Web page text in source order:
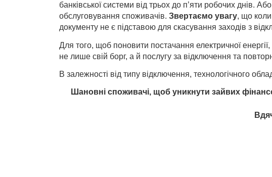
банківської системи від трьох до п’яти робочих днів.
обслуговування споживачів. Звертаємо увагу, що
документу не є підставою для скасування заходів з
Для того, щоб поновити постачання електричної
не лише свій борг, а й послугу за відключення та
В залежності від типу відключення, технологічного
Шановні споживачі, щоб уникнути зайвих